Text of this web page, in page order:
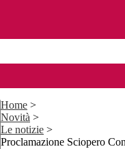
Home >
Novità >
Le notizie >
Proclamazione Sciopero